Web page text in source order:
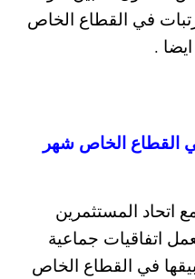
في القطاع الخاص
القطاع الخاص شهر
اتحاد المستثمرين
اتفاقيات جماعية
في القطاع الخاص